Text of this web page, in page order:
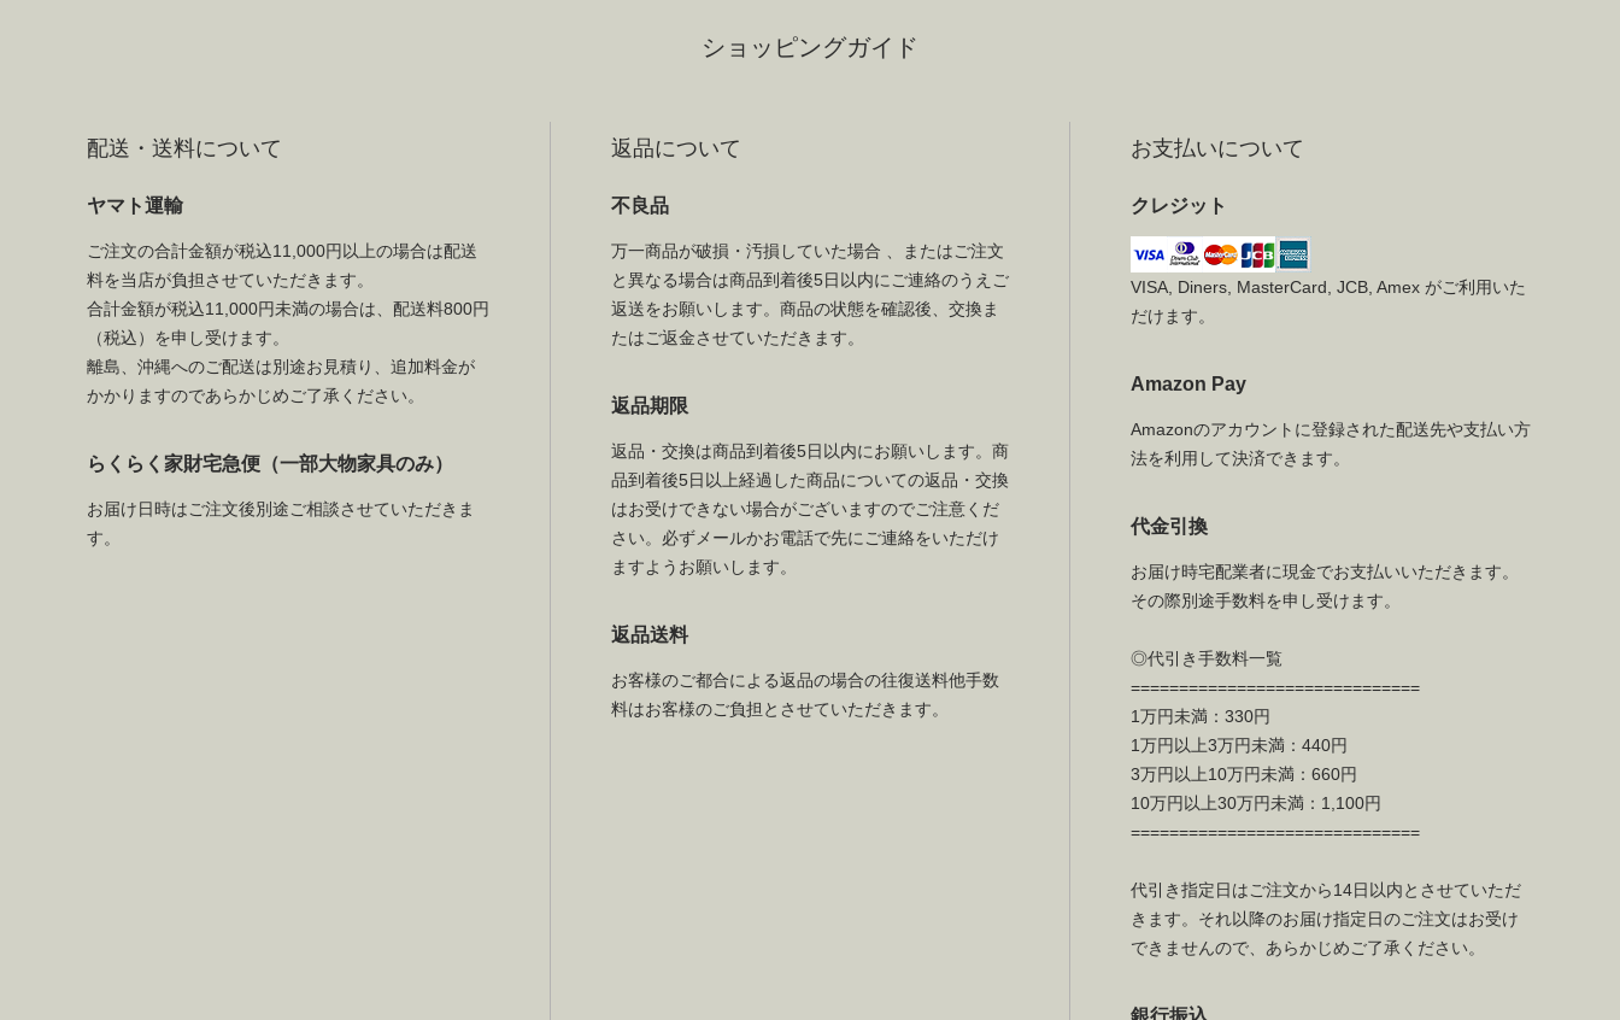
ショッピングガイド
配送・送料について
ヤマト運輸
ご注文の合計金額が税込11,000円以上の場合は配送
料を当店が負担させていただきます。
合計金額が税込11,000円未満の場合は、配送料800円
（税込）を申し受けます。
離島、沖縄へのご配送は別途お見積り、追加料金が
かかりますのであらかじめご了承ください。
らくらく家財宅急便（一部大物家具のみ）
お届け日時はご注文後別途ご相談させていただきま
す。
返品について
不良品
万一商品が破損・汚損していた場合 、またはご注文
と異なる場合は商品到着後5日以内にご連絡のうえご
返送をお願いします。商品の状態を確認後、交換ま
たはご返金させていただきます。
返品期限
返品・交換は商品到着後5日以内にお願いします。商
品到着後5日以上経過した商品についての返品・交換
はお受けできない場合がございますのでご注意くだ
さい。必ずメールかお電話で先にご連絡をいただけ
ますようお願いします。
返品送料
お客様のご都合による返品の場合の往復送料他手数
料はお客様のご負担とさせていただきます。
お支払いについて
クレジット
VISA, Diners, MasterCard, JCB, Amex がご利用いた
だけます。
Amazon Pay
Amazonのアカウントに登録された配送先や支払い方
法を利用して決済できます。
代金引換
お届け時宅配業者に現金でお支払いいただきます。
その際別途手数料を申し受けます。
◎代引き手数料一覧
==============================
1万円未満：330円
1万円以上3万円未満：440円
3万円以上10万円未満：660円
10万円以上30万円未満：1,100円
==============================
代引き指定日はご注文から14日以内とさせていただ
きます。それ以降のお届け指定日のご注文はお受け
できませんので、あらかじめご了承ください。
銀行振込